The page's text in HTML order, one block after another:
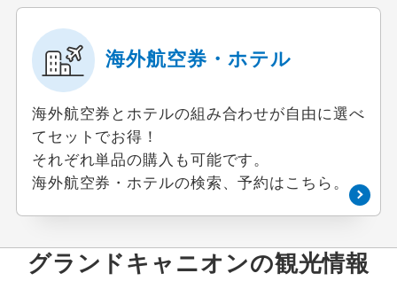
海外航空券・ホテル
海外航空券とホテルの組み合わせが自由に選べ
てセットでお得！
それぞれ単品の購入も可能です。
海外航空券・ホテルの検索、予約はこちら。
グランドキャニオンの観光情報